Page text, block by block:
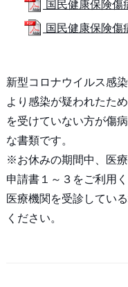
国民健康保険
国民健康保険
新型コロナウイルス感
より感染が疑われたた
を受けていない方が傷
な書類です。
※お休みの期間中、医
申請書１～３をご利用く
医療機関を受診してい
ください。